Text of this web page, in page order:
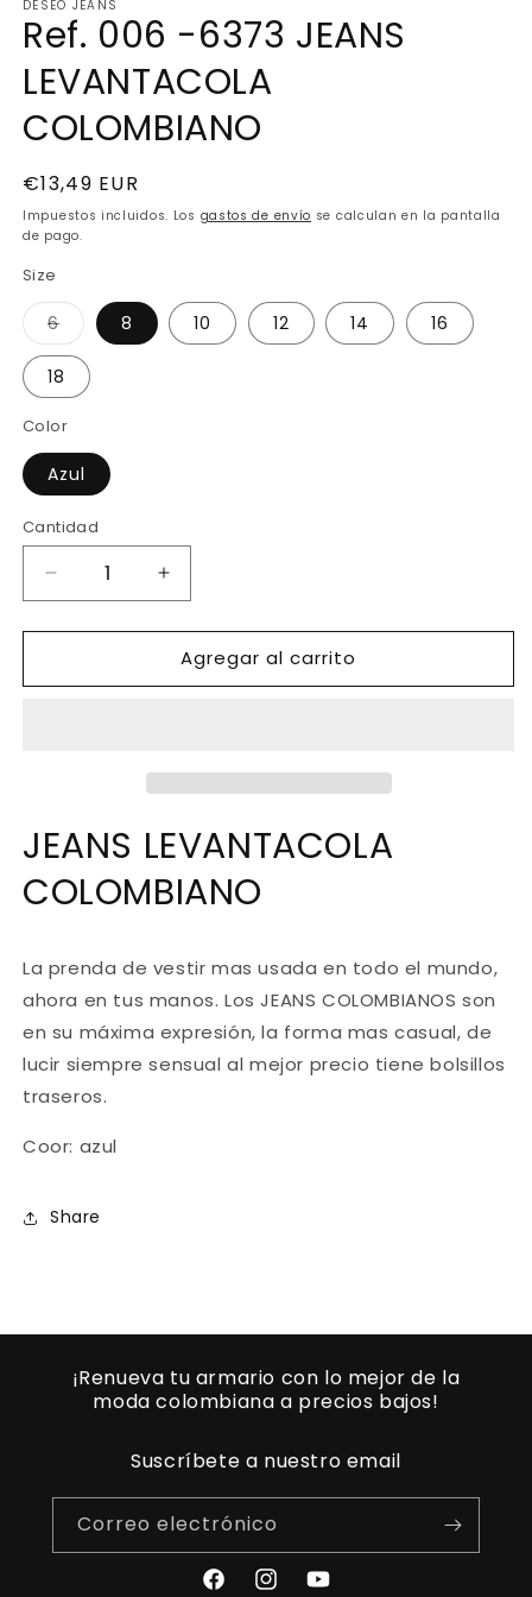
multimedia
1
en
ventana
modal
DESEO JEANS
Ref. 006 -6373 JEANS
LEVANTACOLA
COLOMBIANO
Precio
habitual
€13,49 EUR
Impuestos incluidos. Los gastos de envío se calculan en la pantalla
de pago.
Size
6Variante
agotada
o
no
disponible
8 10 12 14 16
18
Color
Azul
Cantidad
Reducir
cantidad
para
006
Aumentar
cantidad
para
Ref.
006
Agregar al carrito
JEANS LEVANTACOLA
COLOMBIANO
La prenda de vestir mas usada en todo el mundo,
ahora en tus manos. Los JEANS COLOMBIANOS son
en su máxima expresión, la forma mas casual, de
lucir siempre sensual al mejor precio tiene bolsillos
traseros.
Coor: azul
Share
¡Renueva tu armario con lo mejor de la
moda colombiana a precios bajos!
Suscríbete a nuestro email
Correo electrónico
FacebookInstagramYouTube